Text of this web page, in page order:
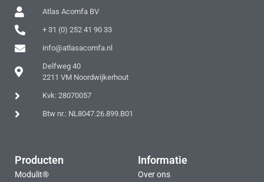
Atlas Acomfa BV
+ 31 (0) 252 41 90 33
info@atlasacomfa.nl
Delfweg 40
2211 VM Noordwijkerhout
Kvk: 28070057
Btw nr.: NL8047.26.899.B01
Producten
Modulit®
Informatie
Over ons